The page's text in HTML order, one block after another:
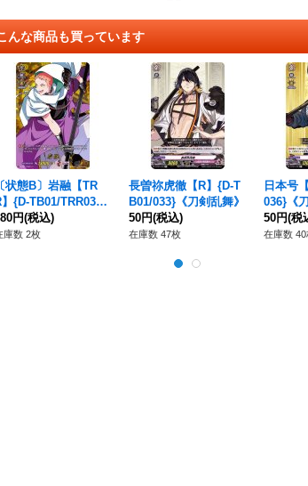
んな商品も買っています
〔状態B〕岩融【TR
】{D-TB01/TRR03}
刀剣乱舞》
円(税込)
庫数 2枚
長曽祢虎徹【R】{D-T
B01/033}《刀剣乱舞》
50円(税込)
在庫数 47枚
日本号
036}《
50円(税
在庫数 40